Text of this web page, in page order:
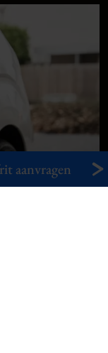
aanvragen